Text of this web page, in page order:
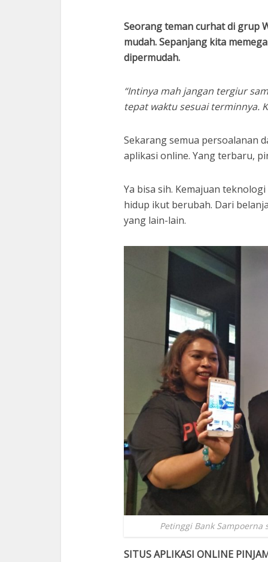
Seorang teman curhat di grup
mudah. Sepanjang kita
dipermudah.
“Intinya mah jangan tergiur
tepat waktu sesuai terminnya.
Sekarang semua persoalanan
aplikasi online. Yang terbaru,
Ya bisa sih. Kemajuan
hidup ikut berubah. Dari
yang lain-lain.
Petinggi Bank
SITUS APLIKASI ONLINE